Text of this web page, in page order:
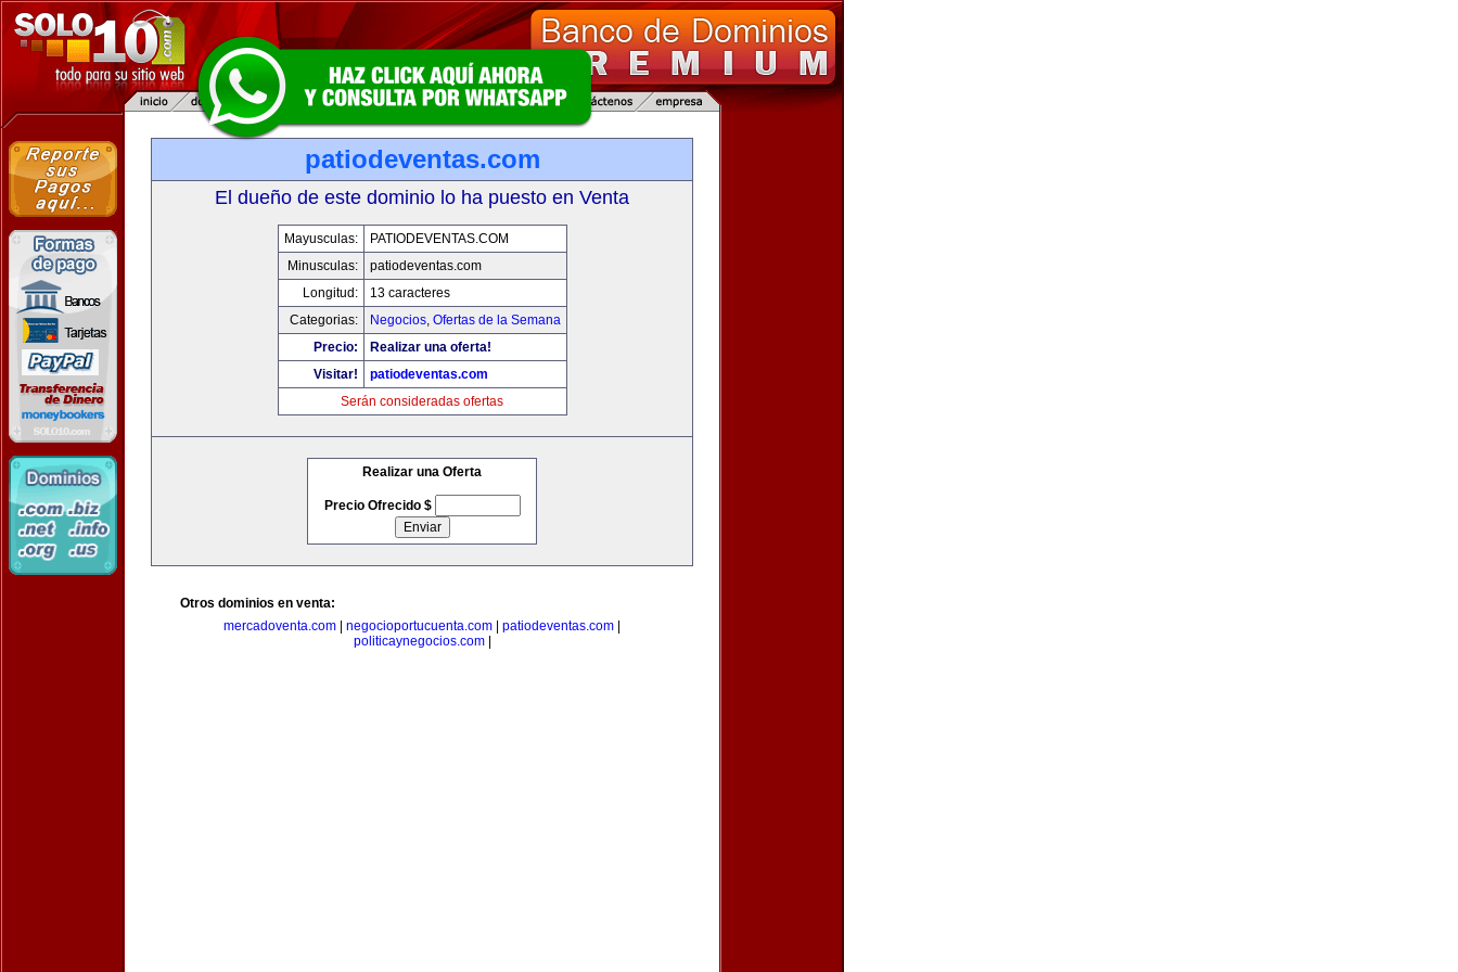
patiodeventas.com
El dueño de este dominio lo ha puesto en Venta
Mayusculas:
PATIODEVENTAS.COM
Minusculas:
patiodeventas.com
Longitud:
13 caracteres
Categorias:
Negocios, Ofertas de la Semana
Precio:
Realizar una oferta!
Visitar!
patiodeventas.com
Serán consideradas ofertas
Realizar una Oferta
Precio Ofrecido $
Otros dominios en venta:
mercadoventa.com
negocioportucuenta.com patiodeventas.com
politicaynegocios.com|